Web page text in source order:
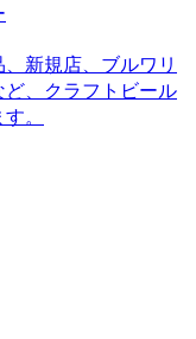
新規店、ブルワリ
、クラフトビール
。